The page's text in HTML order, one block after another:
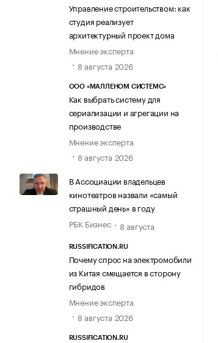
Управление строительством: как
студия реализует
архитектурный проект дома
Мнение эксперта
8 августа 2026
ООО «МАЛЛЕНОМ СИСТЕМС»
Как выбрать систему для
сериализации и агрегации на
производстве
Мнение эксперта
8 августа 2026
В Ассоциации владельцев
кинотеатров назвали «самый
страшный день» в году
РБК Бизнес
8 августа
RUSSIFICATION.RU
Почему спрос на электромобили
из Китая смещается в сторону
гибридов
Мнение эксперта
8 августа 2026
RUSSIFICATION.RU